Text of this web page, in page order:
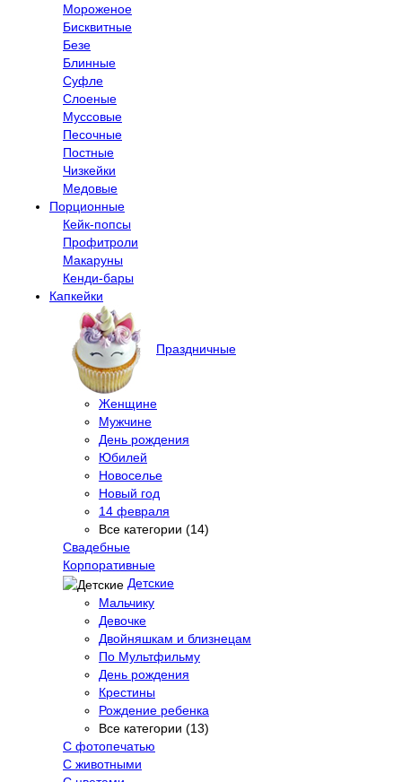
Мороженое
Бисквитные
Безе
Блинные
Суфле
Слоеные
Муссовые
Песочные
Постные
Чизкейки
Медовые
Порционные
Кейк-попсы
Профитроли
Макаруны
Кенди-бары
Капкейки
Праздничные
Женщине
Мужчине
День рождения
Юбилей
Новоселье
Новый год
14 февраля
Все категории (14)
Свадебные
Корпоративные
Детские
Мальчику
Девочке
Двойняшкам и близнецам
По Мультфильму
День рождения
Крестины
Рождение ребенка
Все категории (13)
С фотопечатью
C животными